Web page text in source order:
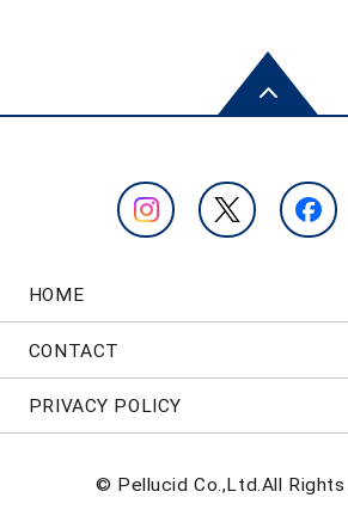
HOME
CONTACT
PRIVACY POLICY
© Pellucid Co.,Ltd.All Rights